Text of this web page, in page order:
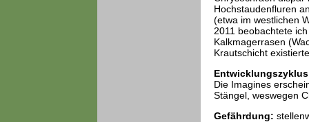
Hochstaudenfluren
(etwa im westlichen
2011 beobachtete
Kalkmagerrasen
Krautschicht
Die Imagines
Stängel, weswegen
Gefährdung: